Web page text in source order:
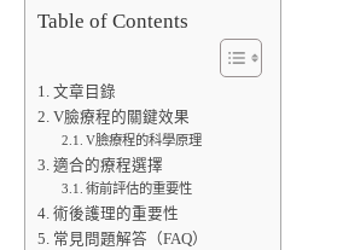
Table of Contents
文章目錄
V臉療程的關鍵效果
V臉療程的科學原理
適合的療程選擇
術前評估的重要性
術後護理的重要性
常見問題解答（FAQ）